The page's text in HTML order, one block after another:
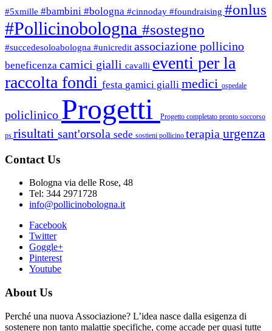
#5xmille #bambini #bologna #cinnoday #foundraising #onlus
#Pollicinobologna #sostegno
#succedesoloabologna #unicredit associazione pollicino
beneficenza camici gialli cavalli eventi per la
raccolta fondi festa gamici gialli medici ospedale
policlinico Progetti Progetto completato pronto soccorso
ps risultati sant'orsola sede sostieni pollicino terapia urgenza
Contact Us
Bologna via delle Rose, 48
Tel: 344 2971728
info@pollicinobologna.it
Facebook
Twitter
Goggle+
Pinterest
Youtube
About Us
Perché una nuova Associazione? L’idea nasce dalla esigenza di
sostenere non tanto malattie specifiche, come accade per quasi tutte